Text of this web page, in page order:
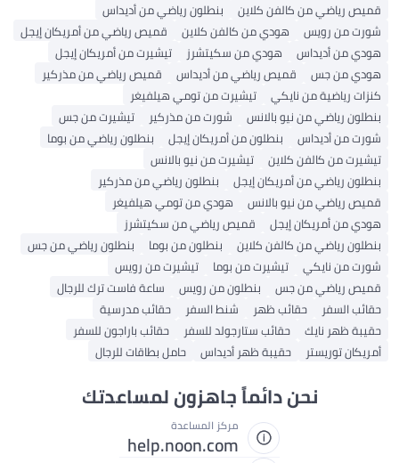
قميص رياضي من كالفن كلاين
بنطلون رياضي من أديداس
شورت من رويس
هودي من كالفن كلاين
قميص رياضي من أمريكان إيجل
هودي من أديداس
هودي من سكيتشرز
تيشيرت من أمريكان إيجل
هودي من جس
قميص رياضي من أديداس
قميص رياضي من مذركير
كنزات رياضية من نايكي
تيشيرت من تومي هيلفيغر
بنطلون رياضي من نيو بالانس
شورت من مذركير
تيشيرت من جس
شورت من أديداس
بنطلون من أمريكان إيجل
بنطلون رياضي من بوما
تيشيرت من كالفن كلاين
تيشيرت من نيو بالانس
بنطلون رياضي من أمريكان إيجل
بنطلون رياضي من مذركير
قميص رياضي من نيو بالانس
هودي من تومي هيلفيغر
هودي من أمريكان إيجل
قميص رياضي من سكيتشرز
بنطلون رياضي من كالفن كلاين
بنطلون من بوما
بنطلون رياضي من جس
شورت من نايكي
تيشيرت من بوما
تيشيرت من رويس
قميص رياضي من جس
بنطلون من رويس
ساعة فاست ترك للرجال
حقائب السفر
حقائب ظهر شنط السفر
حقائب مدرسية
حقيبة ظهر نايك
حقائب ستارجولد للسفر
حقائب باراجون للسفر
أمريكان توريستر
حقيبة ظهر أديداس حامل بطاقات للرجال
نحن دائماً جاهزون لمساعدتك
مركز المساعدة
help.noon.com